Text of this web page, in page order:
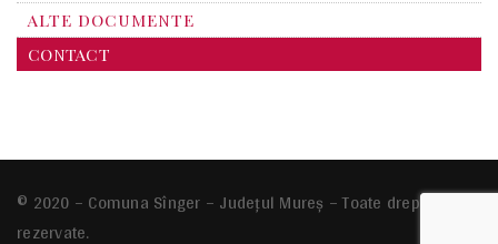
ALTE DOCUMENTE
CONTACT
© 2020 – Comuna Sînger – Județul Mureș – Toate drepturile
rezervate.